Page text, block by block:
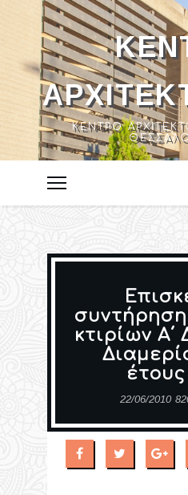
ΚΈΝΤΡΟ
συντήρηση
κτιρίων Α΄
έτους
22/06/2010